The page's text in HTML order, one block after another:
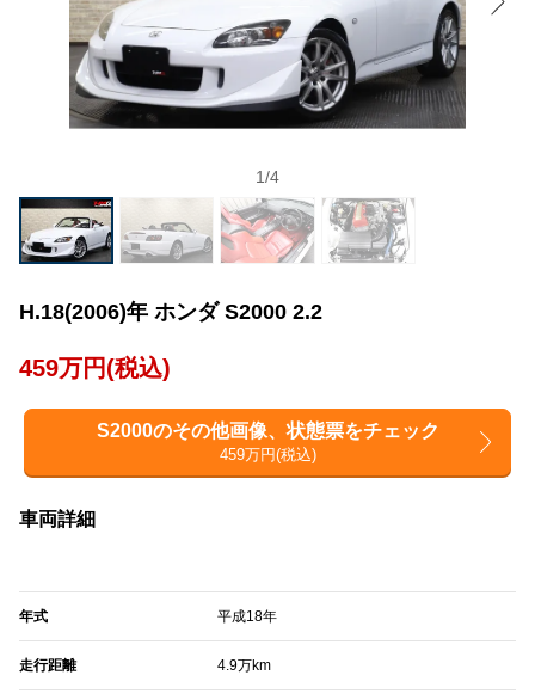
1/4
H.18(2006)年 ホンダ S2000 2.2
459万円(税込)
S2000のその他画像、状態票をチェック
459万円(税込)
車両詳細
年式 平成18年
走行距離 4.9万km